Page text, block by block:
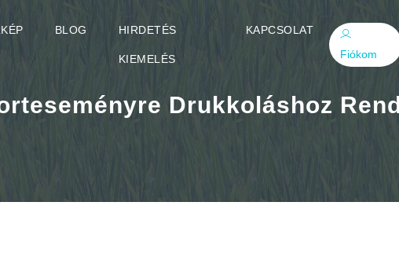
BLOG HIRDETÉS
KIEMELÉS
KAPCSOLAT
Fiókom
Drukkoláshoz